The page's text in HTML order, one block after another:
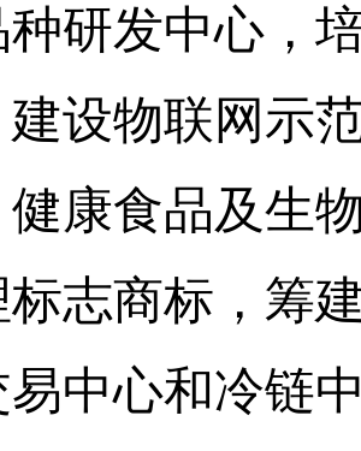
种研发中心，
建设物联网示
康食品及生
标志商标，筹
中心和冷链